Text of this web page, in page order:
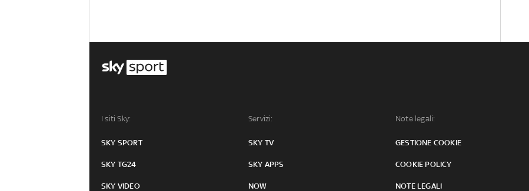
I siti Sky:
SKY SPORT
SKY TG24
SKY VIDEO
Servizi:
SKY TV
SKY APPS
NOW
Note legali:
GESTIONE COOKIE
COOKIE POLICY
NOTE LEGALI